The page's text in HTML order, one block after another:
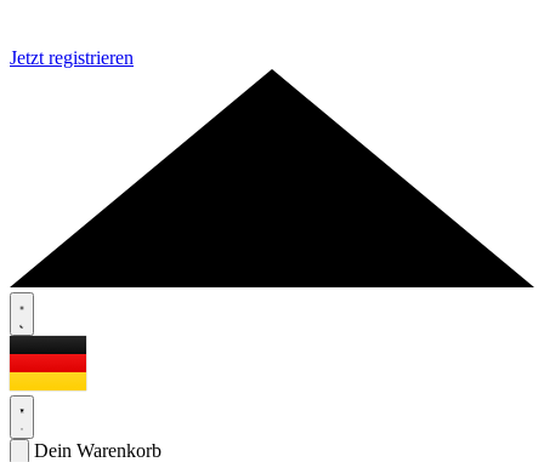
Jetzt registrieren
Dein Warenkorb